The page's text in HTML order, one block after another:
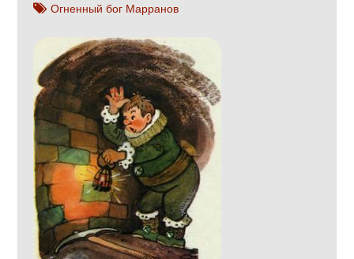
Огненный бог Марранов